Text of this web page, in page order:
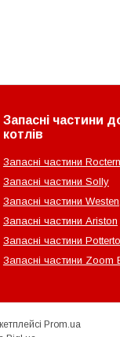
Запасні частини
котлів
Запасні частини
Запасні частини Solly
Запасні частини
Запасні частини Ariston
Запасні частини
Запасні частини Zoom
Prom.ua